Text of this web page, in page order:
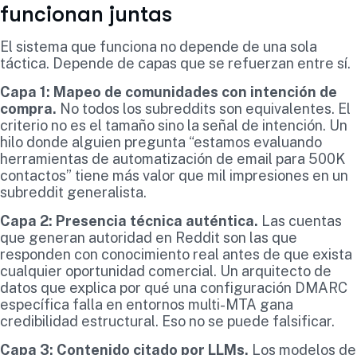
funcionan juntas
El sistema que funciona no depende de una sola
táctica. Depende de capas que se refuerzan entre sí.
Capa 1: Mapeo de comunidades con intención de
compra. No todos los subreddits son equivalentes. El
criterio no es el tamaño sino la señal de intención. Un
hilo donde alguien pregunta “estamos evaluando
herramientas de automatización de email para 500K
contactos” tiene más valor que mil impresiones en un
subreddit generalista.
Capa 2: Presencia técnica auténtica. Las cuentas
que generan autoridad en Reddit son las que
responden con conocimiento real antes de que exista
cualquier oportunidad comercial. Un arquitecto de
datos que explica por qué una configuración DMARC
específica falla en entornos multi-MTA gana
credibilidad estructural. Eso no se puede falsificar.
Capa 3: Contenido citado por LLMs. Los modelos de